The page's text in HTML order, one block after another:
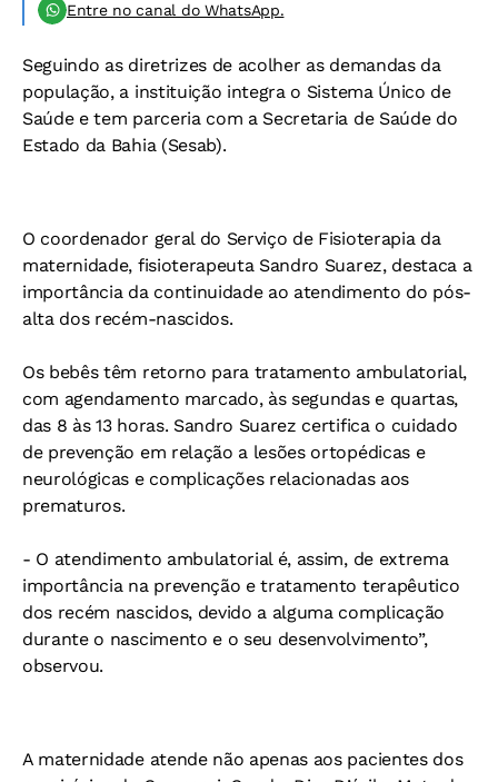
Entre no canal do WhatsApp.
Seguindo as diretrizes de acolher as demandas da
população, a instituição integra o Sistema Único de
Saúde e tem parceria com a Secretaria de Saúde do
Estado da Bahia (Sesab).
O coordenador geral do Serviço de Fisioterapia da
maternidade, fisioterapeuta Sandro Suarez, destaca a
importância da continuidade ao atendimento do pós-
alta dos recém-nascidos.
Os bebês têm retorno para tratamento ambulatorial,
com agendamento marcado, às segundas e quartas,
das 8 às 13 horas. Sandro Suarez certifica o cuidado
de prevenção em relação a lesões ortopédicas e
neurológicas e complicações relacionadas aos
prematuros.
- O atendimento ambulatorial é, assim, de extrema
importância na prevenção e tratamento terapêutico
dos recém nascidos, devido a alguma complicação
durante o nascimento e o seu desenvolvimento”,
observou.
A maternidade atende não apenas aos pacientes dos